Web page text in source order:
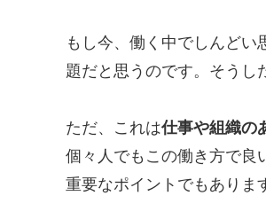
もし今、働く中でしんど
題だと思うのです。そうし
ただ、これは仕事や組織の
個々人でもこの働き方で良
重要なポイントでもありま